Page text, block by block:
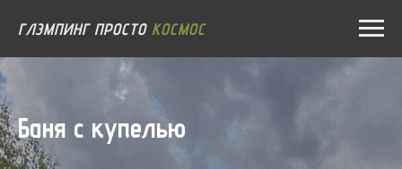
ГЛЭМПИНГ ПРОСТО КОСМОС
Баня с купелью